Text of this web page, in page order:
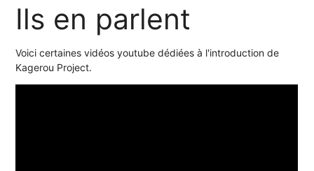
Ils en parlent
Voici certaines vidéos youtube dédiées à l'introduction de
Kagerou Project.